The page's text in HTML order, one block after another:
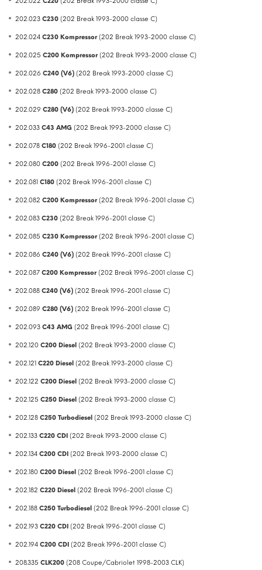
202.023 C230 (202 Break 1993-2000 classe C)
202.024 C230 Kompressor(202 Break 1993-2000 classe C)
202.025 C200 Kompressor(202 Break 1993-2000 classe C)
202.026 C240 (V6) (202 Break 1993-2000 classe C)
202.028 C280 (202 Break 1993-2000 classe C)
202.029 C280 (V6) (202 Break 1993-2000 classe C)
202.033 C43 AMG (202 Break 1993-2000 classe C)
202.078 C180 (202 Break 1996-2001 classe C)
202.080 C200 (202 Break 1996-2001 classe C)
202.081 C180 (202 Break 1996-2001 classe C)
202.082 C200 Kompressor(202 Break 1996-2001 classe C)
202.083 C230 (202 Break 1996-2001 classe C)
202.085 C230 Kompressor(202 Break 1996-2001 classe C)
202.086 C240 (V6) (202 Break 1996-2001 classe C)
202.087 C200 Kompressor(202 Break 1996-2001 classe C)
202.088 C240 (V6) (202 Break 1996-2001 classe C)
202.089 C280 (V6) (202 Break 1996-2001 classe C)
202.093 C43 AMG (202 Break 1996-2001 classe C)
202.120 C200 Diesel (202 Break 1993-2000 classe C)
202.121 C220 Diesel (202 Break 1993-2000 classe C)
202.122 C200 Diesel (202 Break 1993-2000 classe C)
202.125 C250 Diesel (202 Break 1993-2000 classe C)
202.128 C250 Turbodiesel (202 Break 1993-2000 classe C)
202.133 C220 CDI (202 Break 1993-2000 classe C)
202.134 C200 CDI (202 Break 1993-2000 classe C)
202.180 C200 Diesel (202 Break 1996-2001 classe C)
202.182 C220 Diesel (202 Break 1996-2001 classe C)
202.188 C250 Turbodiesel (202 Break 1996-2001 classe C)
202.193 C220 CDI (202 Break 1996-2001 classe C)
202.194 C200 CDI (202 Break 1996-2001 classe C)
208.335 CLK200 (208 Coupe/Cabriolet 1998-2003 CLK)